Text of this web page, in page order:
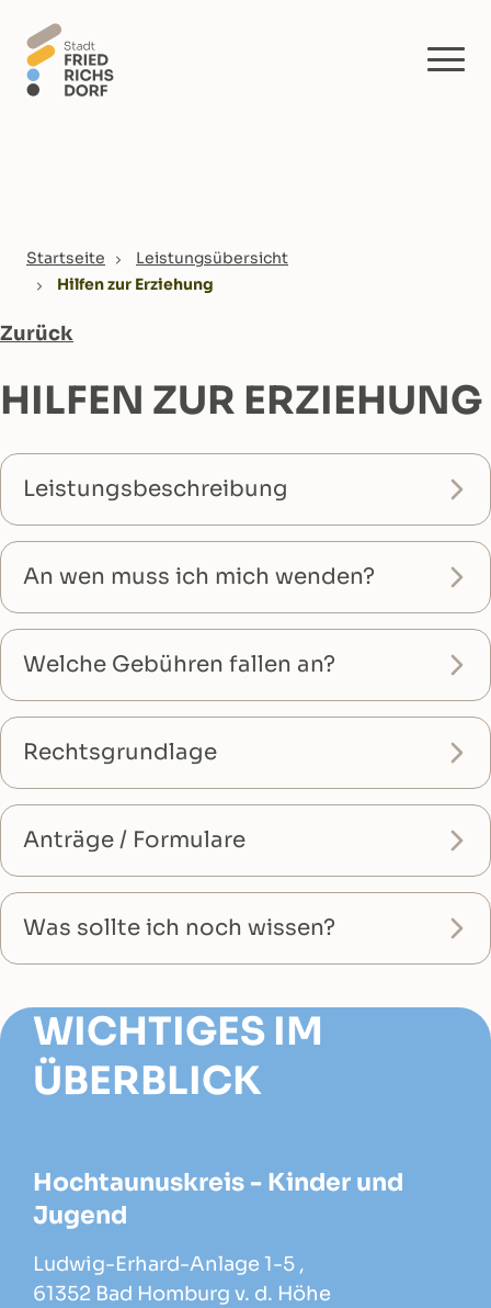
You are here:
Startseite
Leistungsübersicht
Hilfen zur Erziehung
Zurück
HILFEN ZUR ERZIEHUNG
Leistungsbeschreibung
An wen muss ich mich wenden?
Welche Gebühren fallen an?
Rechtsgrundlage
Anträge / Formulare
Was sollte ich noch wissen?
WICHTIGES IM
ÜBERBLICK
Hochtaunuskreis - Kinder und
Jugend
Ludwig-Erhard-Anlage 1-5 ,
61352 Bad Homburg v. d. Höhe